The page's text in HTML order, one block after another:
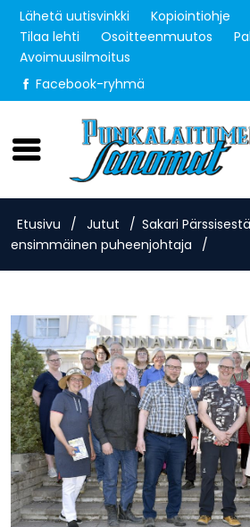
Lähetä uutisvinkki Kopiointiohje
Tilaa lehti
Osoitteenmuutos
Avoimuusilmoitus
Facebook-ryhmä
Sunnuntai 9.8.2026
Etusivu / Jutut / Sakari
ensimmäinen puheenjohtaja
/